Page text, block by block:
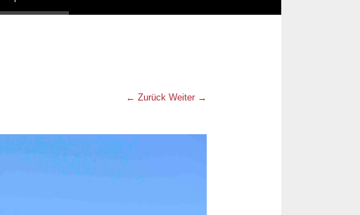
← Zurück Weiter →